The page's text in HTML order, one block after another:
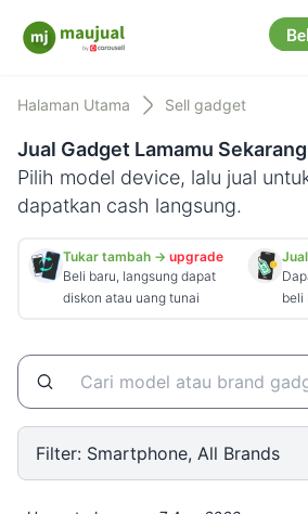
Maujual
Halaman Utama Sell gadget
Jual Gadget Lamamu Sekarang
Pilih model device, lalu jual
dapatkan cash langsung.
Tukar tambah → upgrade
Beli baru, langsung dapat
diskon atau uang tunai
beli
Filter: Smartphone, All Brands